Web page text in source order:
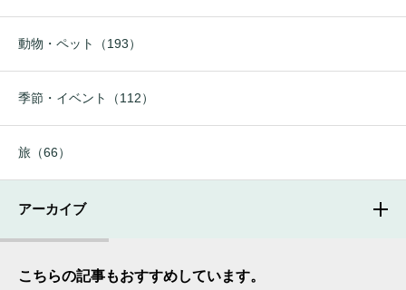
動物・ペット（193）
季節・イベント（112）
旅（66）
アーカイブ
こちらの記事もおすすめしています。